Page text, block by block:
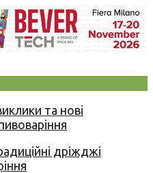
та нові
дріжджі